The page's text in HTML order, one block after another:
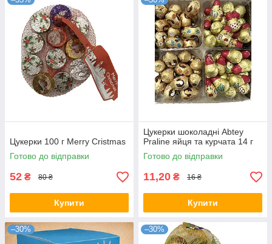
Цукерки 100 г Merry Cristmas
Готово до відправки
52 ₴ 80 ₴
Купити
Цукерки шоколадні Abtey
Praline яйця та курчата 14 г
Готово до відправки
11,20 ₴ 16 ₴
Купити
–30% –30%